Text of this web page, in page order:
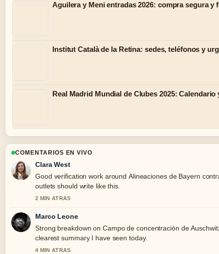
Aguilera y Meni entradas 2026: compra segura y
Institut Català de la Retina: sedes, teléfonos y
Real Madrid Mundial de Clubes 2025: Calendario
COMENTARIOS EN VIVO
Clara West
Good verification work around Alineaciones de Bayern
outlets should write like this.
2 MIN ATRAS
Marco Leone
Strong breakdown on Campo de concentración de
clearest summary I have seen today.
4 MIN ATRAS